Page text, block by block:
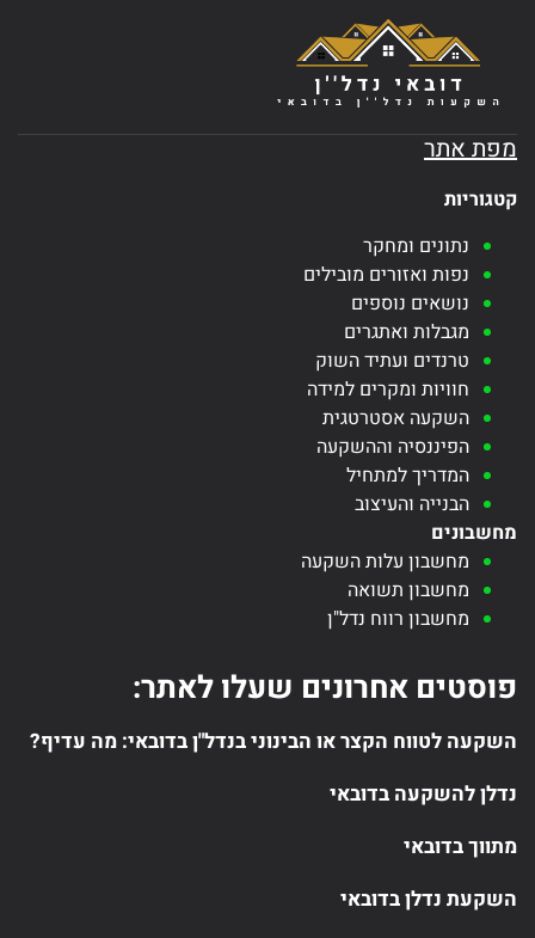
מפת אתר
קטגוריות
נתונים ומחקר
נפות ואזורים מובילים
נושאים נוספים
מגבלות ואתגרים
טרנדים ועתיד השוק
חוויות ומקרים למידה
השקעה אסטרטגית
הפיננסיה וההשקעה
המדריך למתחיל
הבנייה והעיצוב
מחשבונים
מחשבון עלות השקעה
מחשבון תשואה
מחשבון רווח נדל"ן
פוסטים אחרונים שעלו לאתר:
השקעה לטווח הקצר או הבינוני בנדל"ן בדובאי: מה עדיף?
נדלן להשקעה בדובאי
מתווך בדובאי
השקעת נדלן בדובאי